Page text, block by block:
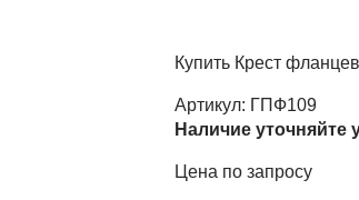
Купить Крест
Артикул: ГПФ109
Наличие уточняйте
Цена по запросу